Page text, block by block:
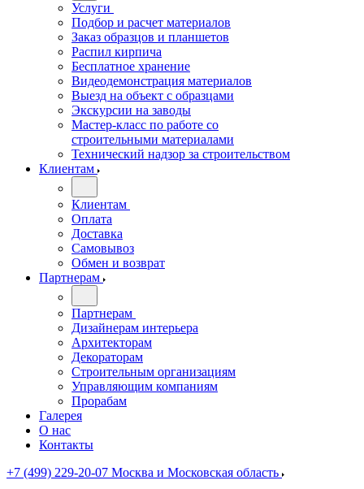
Услуги
Подбор и расчет материалов
Заказ образцов и планшетов
Распил кирпича
Бесплатное хранение
Видеодемонстрация материалов
Выезд на объект с образцами
Экскурсии на заводы
Мастер-класс по работе со
строительными материалами
Технический надзор за строительством
Клиентам
Клиентам
Оплата
Доставка
Самовывоз
Обмен и возврат
Партнерам
Партнерам
Дизайнерам интерьера
Архитекторам
Декораторам
Строительным организациям
Управляющим компаниям
Прорабам
Галерея
О нас
Контакты
+7 (499) 229-20-07 Москва и Московская область